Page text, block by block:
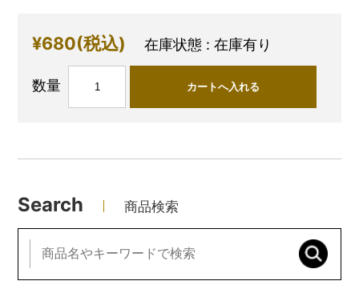
¥680(税込) 在庫状態 : 在庫有り
数量
Search 商品検索